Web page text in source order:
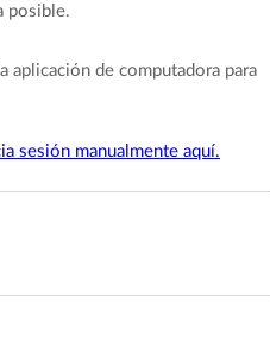
posible.
aplicación de computadora para
sesión manualmente aquí.